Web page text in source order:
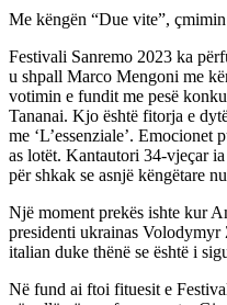
Me këngën “Due vite”,
Festivali Sanremo 2023 ka
u shpall Marco Mengoni me
votimin e fundit me pesë
Tananai. Kjo është fitorja e
me ‘L’essenziale’.
as lotët. Kantautori 34-vjeçar
për shkak se asnjë këngëtare
Një moment prekës ishte kur
presidenti ukrainas
italian duke thënë se është i
Në fund ai ftoi fituesit e